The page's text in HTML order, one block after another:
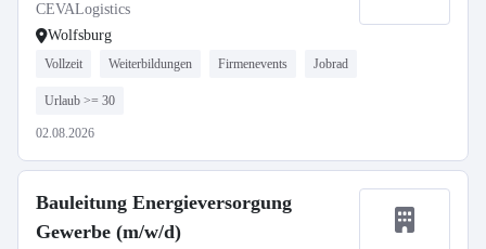
CEVALogistics
Wolfsburg
Vollzeit Weiterbildungen Firmenevents Jobrad
Urlaub >= 30
02.08.2026
Bauleitung Energieversorgung
Gewerbe (m/w/d)